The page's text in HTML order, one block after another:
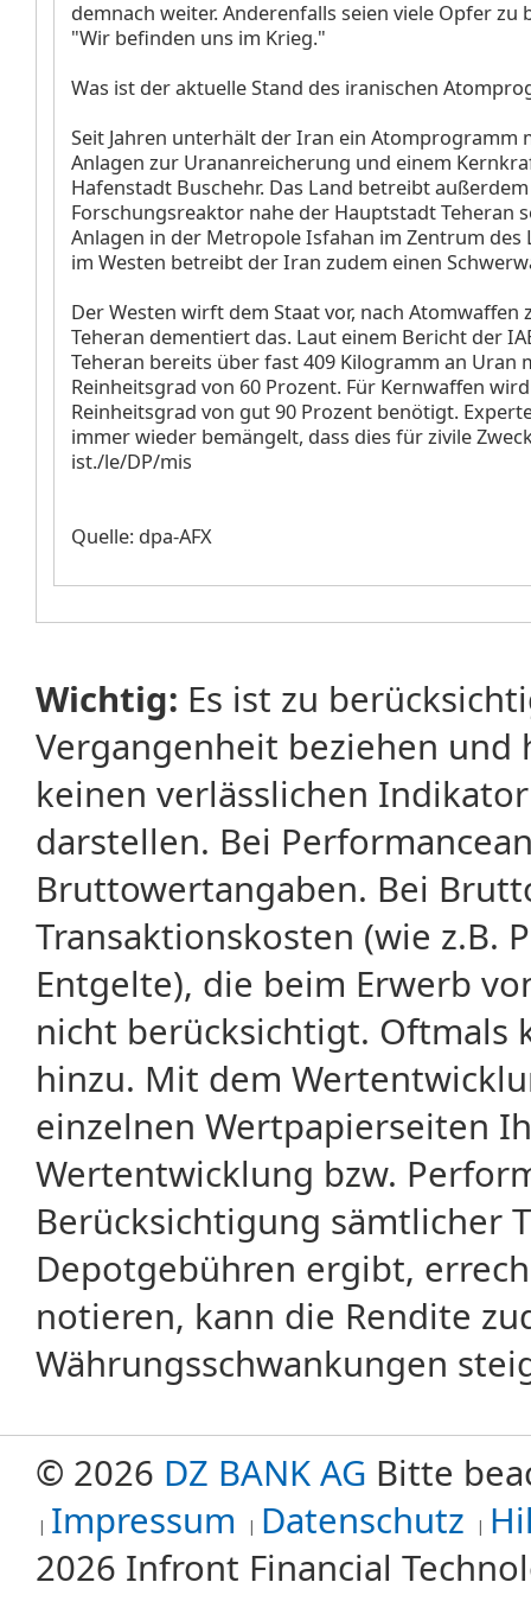
demnach weiter. Anderenfalls seien viele Opfer zu
"Wir befinden uns im Krieg."
Was ist der aktuelle Stand des iranischen
Seit Jahren unterhält der Iran ein Atomprogramm
Anlagen zur Urananreicherung und einem
Hafenstadt Buschehr. Das Land betreibt
Forschungsreaktor nahe der Hauptstadt Teheran
Anlagen in der Metropole Isfahan im Zentrum des
im Westen betreibt der Iran zudem einen
Der Westen wirft dem Staat vor, nach Atomwaffen
Teheran dementiert das. Laut einem Bericht der
Teheran bereits über fast 409 Kilogramm an Uran
Reinheitsgrad von 60 Prozent. Für Kernwaffen
Reinheitsgrad von gut 90 Prozent benötigt.
immer wieder bemängelt, dass dies für zivile
ist./le/DP/mis
Quelle: dpa-AFX
Wichtig: Es ist zu
Vergangenheit beziehen
keinen verlässlichen
darstellen. Bei
Bruttowertangaben. Bei
Transaktionskosten (wie z.B.
Entgelte), die beim Erwerb
nicht berücksichtigt. Oftmals
hinzu. Mit dem
einzelnen Wertpapierseiten
Wertentwicklung bzw.
Berücksichtigung sämtlicher
Depotgebühren ergibt,
notieren, kann die Rendite
Währungsschwankungen
© 2026 DZ BANK AG Bitte
Impressum
Datenschutz
2026 Infront Financial